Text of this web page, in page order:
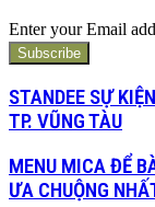
Enter your Email
STANDEE SỰ
TP. VŨNG TÀU
MENU MICA ĐỂ
ƯA CHUỘNG